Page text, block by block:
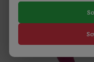
-13%